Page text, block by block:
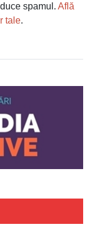
spamul. Află
tale.